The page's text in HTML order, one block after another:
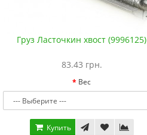
Груз Ласточкин хвост (9996125)
83.43 грн.
Вес
Купить